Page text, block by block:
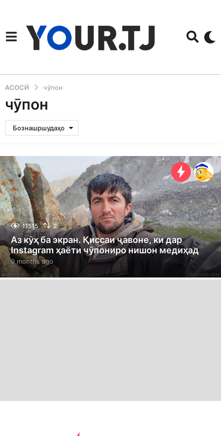
АСОСӢ чӯпон
чӯпон
Бознашршудаҳо
11515 2
Аз кӯҳ ба экран. Қиссаи ҷавоне, ки дар
Instagram ҳаёти чӯпониро нишон медиҳад
9 months ago
m
o